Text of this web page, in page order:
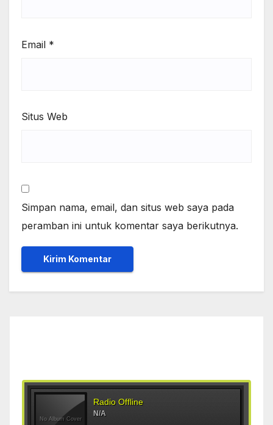
Email *
Situs Web
Simpan nama, email, dan situs web saya pada
peramban ini untuk komentar saya berikutnya.